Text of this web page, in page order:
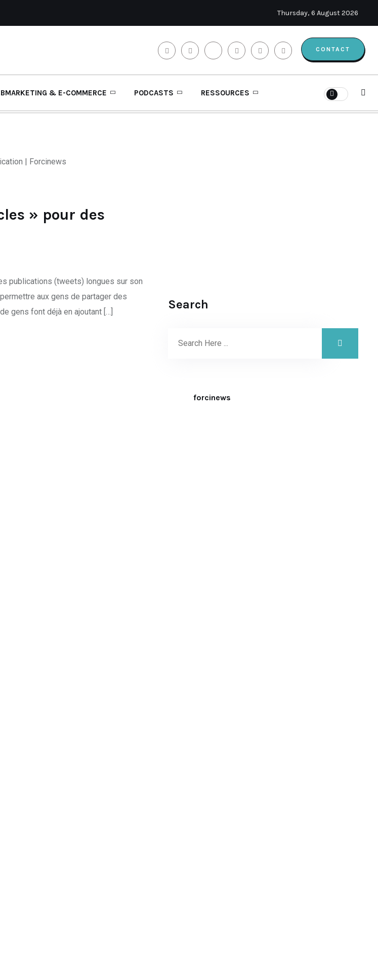
Thursday, 6 August 2026
CONTACT
& E-COMMERCE PODCASTS RESSOURCES
» pour des
publications (tweets) longues sur son
aux gens de partager des
gens font déjà en ajoutant […]
Search
forcinews